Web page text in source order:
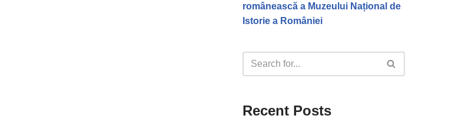
românească a Muzeului Național de
Istorie a României
Recent Posts